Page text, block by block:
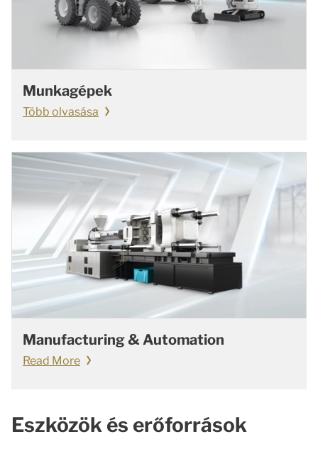
Munkagépek
Több olvasása
Manufacturing & Automation
Read More
Eszközök és erőforrások